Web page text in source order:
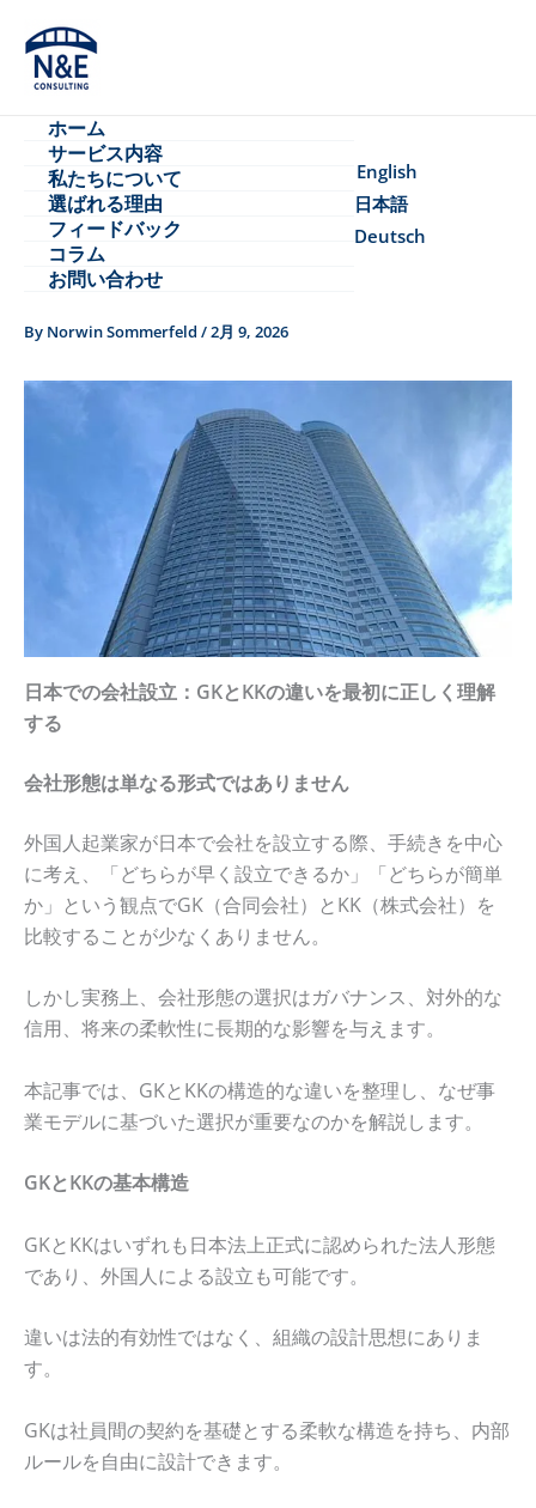
ホーム
サービス内容
私たちについて​
選ばれる理由​
フィードバック
コラム
お問い合わせ
English
日本語
Deutsch
By Norwin Sommerfeld /2月 9, 2026
日本での会社設立：GKとKKの違いを最初に正しく理解
する
会社形態は単なる形式ではありません
外国人起業家が日本で会社を設立する際、手続きを中心
に考え、「どちらが早く設立できるか」「どちらが簡単
か」という観点でGK（合同会社）とKK（株式会社）を
比較することが少なくありません。
しかし実務上、会社形態の選択はガバナンス、対外的な
信用、将来の柔軟性に長期的な影響を与えます。
本記事では、GKとKKの構造的な違いを整理し、なぜ事
業モデルに基づいた選択が重要なのかを解説します。
GKとKKの基本構造
GKとKKはいずれも日本法上正式に認められた法人形態
であり、外国人による設立も可能です。
違いは法的有効性ではなく、組織の設計思想にありま
す。
GKは社員間の契約を基礎とする柔軟な構造を持ち、内部
ルールを自由に設計できます。